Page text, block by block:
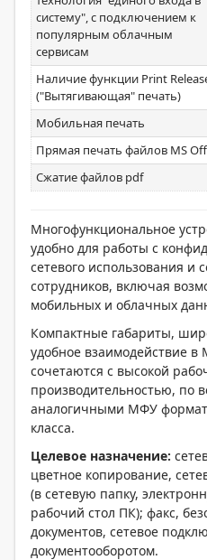
систему", с подключением к
популярным облачным
сервисам
Наличие функции Print
("Вытягивающая" печать)
Мобильная печать
Прямая печать файлов MS
Сжатие файлов pdf
Многофункциональное
удобно для работы с
сетевого использования и
сотрудников, включая
мобильных и облачных
Компактные габариты,
удобное взаимодействие
сочетаются с высокой
производительностью, по
аналогичными МФУ
класса.
Целевое назначение:
цветное копирование,
(в сетевую папку,
рабочий стол ПК); факс,
документов, сетевое
документооборотом.